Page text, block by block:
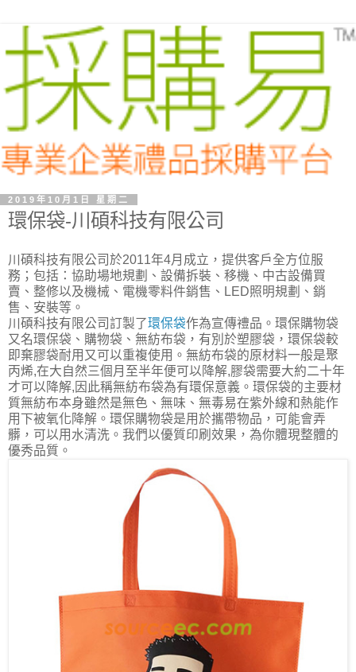
2019年10月1日 星期二
環保袋-川碩科技有限公司
川碩科技有限公司於2011年4月成立，提供客戶全方位服
務；包括：協助場地規劃、設備拆裝、移機、中古設備買
賣、整修以及機械、電機零料件銷售、LED照明規劃、銷
售、安裝等。
川碩科技有限公司訂製了環保袋作為宣傳禮品。環保購物袋
又名環保袋、購物袋、無紡布袋，有別於塑膠袋，環保袋較
即棄膠袋耐用又可以重複使用。無紡布袋的原材料一般是聚
丙烯,在大自然三個月至半年便可以降解,膠袋需要大約二十年
才可以降解,因此稱無紡布袋為有環保意義。環保袋的主要材
質無紡布本身雖然是無色、無味、無毒易在紫外線和熱能作
用下被氧化降解。環保購物袋是用於攜帶物品，可能會弄
髒，可以用水清洗。我們以優質印刷效果，為你體現整體的
優秀品質。